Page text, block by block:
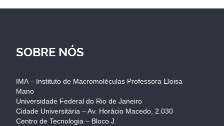
SOBRE NÓS
IMA – Instituto de Macromoléculas Professora Eloisa
Mano
Universidade Federal do Rio de Janeiro
Cidade Universitária – Av. Horácio Macedo, 2.030
Centro de Tecnologia – Bloco J